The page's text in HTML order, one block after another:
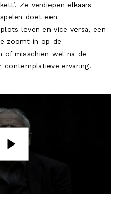
Ze verdiepen elkaars
doet een
leven en vice versa, een
zoomt in op de
of misschien wel na de
contemplatieve ervaring.